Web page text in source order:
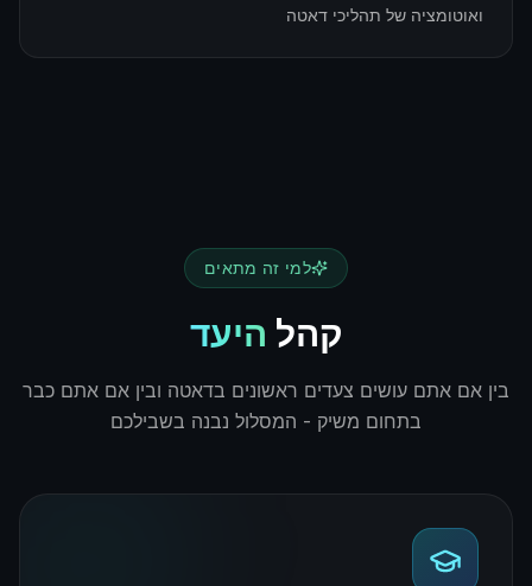
ואוטומציה של תהליכי דאטה
למי זה מתאים
קהל היעד
בין אם אתם עושים צעדים ראשונים בדאטה ובין אם אתם כבר
בתחום משיק - המסלול נבנה בשבילכם